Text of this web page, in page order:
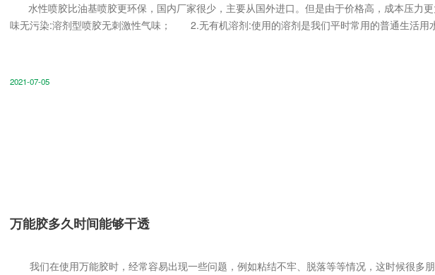
水性喷胶比油基喷胶更环保，国内厂家很少，主要从国外进口。但是由于价格高，成本
味无污染:溶剂型喷胶无刺激性气味； 2.无有机溶剂:使用的溶剂是我们平时常用的普通生活
2021-07-05
万能胶多久时间能够干透
我们在使用万能胶时，经常容易出现一些问题，例如粘结不牢、脱落等等情况，这时候很多